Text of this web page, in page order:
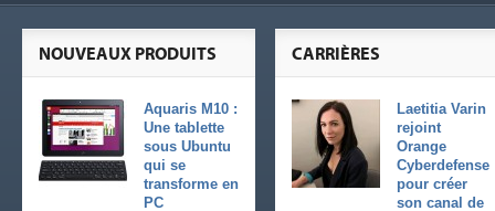
CARRIÈRES
Laetitia Varin
rejoint
Orange
Cyberdefense
pour créer
son canal de
NOUVEAUX PRODUITS
Aquaris M10 :
Une tablette
sous Ubuntu
qui se
transforme en
PC